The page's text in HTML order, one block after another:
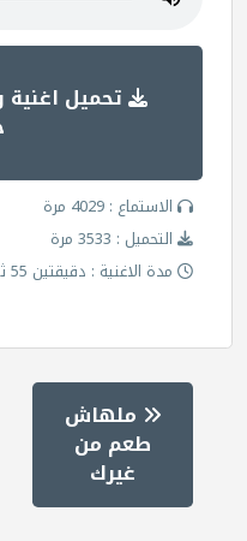
تحميل
الاستماع : 4029 مرة
التحميل : 3533 مرة
مدة الاغنية : دقيقتين 55 ثانية
ملهاش
طعم من
غيرك